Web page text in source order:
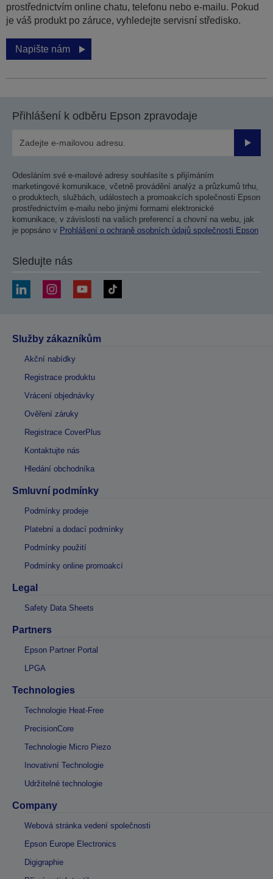
prostřednictvím online chatu, telefonu nebo e-mailu. Pokud
je váš produkt po záruce, vyhledejte servisní středisko.
Napište nám
Přihlášení k odběru Epson zpravodaje
Odesláním své e-mailové adresy souhlasíte s přijímáním
marketingové komunikace, včetně provádění analýz a průzkumů trhu,
o produktech, službách, událostech a promoakcích společnosti Epson
prostřednictvím e-mailu nebo jinými formami elektronické
komunikace, v závislosti na vašich preferencí a chovní na webu, jak
je popsáno v Prohlášení o ochraně osobních údajů společnosti Epson
Sledujte nás
Služby zákazníkům
Akční nabídky
Registrace produktu
Vrácení objednávky
Ověření záruky
Registrace CoverPlus
Kontaktujte nás
Hledání obchodníka
Smluvní podmínky
Podmínky prodeje
Platební a dodací podmínky
Podmínky použití
Podmínky online promoakcí
Legal
Safety Data Sheets
Partners
Epson Partner Portal
LPGA
Technologies
Technologie Heat-Free
PrecisionCore
Technologie Micro Piezo
Inovativní Technologie
Udržitelné technologie
Company
Webová stránka vedení společnosti
Epson Europe Electronics
Digigraphie